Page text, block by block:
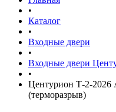
•
Каталог
•
Входные двери
•
Входные двери
•
Центурион Т-2-2026
(терморазрыв)